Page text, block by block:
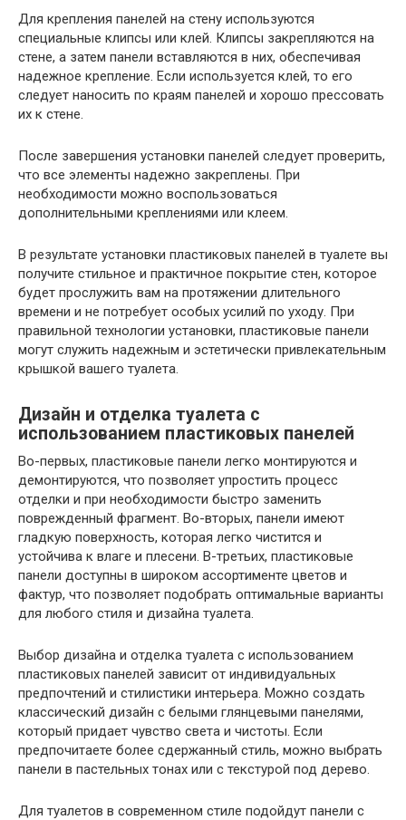
Для крепления панелей на стену используются
специальные клипсы или клей. Клипсы закрепляются на
стене, а затем панели вставляются в них, обеспечивая
надежное крепление. Если используется клей, то его
следует наносить по краям панелей и хорошо прессовать
их к стене.
После завершения установки панелей следует проверить,
что все элементы надежно закреплены. При
необходимости можно воспользоваться
дополнительными креплениями или клеем.
В результате установки пластиковых панелей в туалете вы
получите стильное и практичное покрытие стен, которое
будет прослужить вам на протяжении длительного
времени и не потребует особых усилий по уходу. При
правильной технологии установки, пластиковые панели
могут служить надежным и эстетически привлекательным
крышкой вашего туалета.
Дизайн и отделка туалета с
использованием пластиковых панелей
Во-первых, пластиковые панели легко монтируются и
демонтируются, что позволяет упростить процесс
отделки и при необходимости быстро заменить
поврежденный фрагмент. Во-вторых, панели имеют
гладкую поверхность, которая легко чистится и
устойчива к влаге и плесени. В-третьих, пластиковые
панели доступны в широком ассортименте цветов и
фактур, что позволяет подобрать оптимальные варианты
для любого стиля и дизайна туалета.
Выбор дизайна и отделка туалета с использованием
пластиковых панелей зависит от индивидуальных
предпочтений и стилистики интерьера. Можно создать
классический дизайн с белыми глянцевыми панелями,
который придает чувство света и чистоты. Если
предпочитаете более сдержанный стиль, можно выбрать
панели в пастельных тонах или с текстурой под дерево.
Для туалетов в современном стиле подойдут панели с